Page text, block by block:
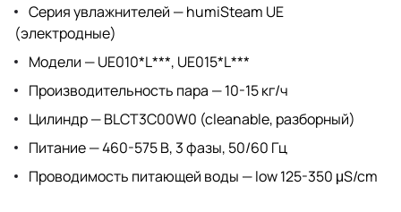
Серия увлажнителей — humiSteam UE
(электродные)
Модели — UE010*L***, UE015*L***
Производительность пара — 10-15 кг/ч
Цилиндр — BLCT3C00W0 (cleanable, разборный)
Питание — 460-575 В, 3 фазы, 50/60 Гц
Проводимость питающей воды — low 125-350 μS/cm